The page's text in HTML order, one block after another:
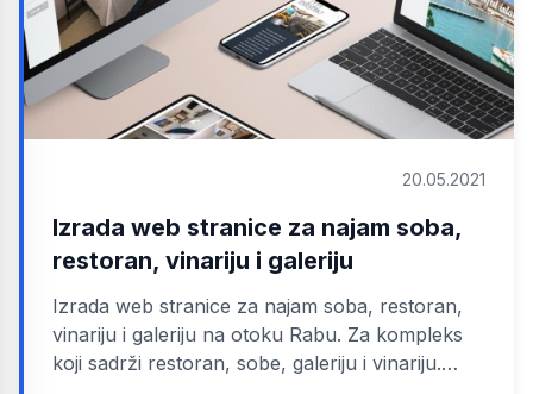
20.05.2021
Izrada web stranice za najam soba,
restoran, vinariju i galeriju
Izrada web stranice za najam soba, restoran,
vinariju i galeriju na otoku Rabu. Za kompleks
koji sadrži restoran, sobe, galeriju i vinariju.